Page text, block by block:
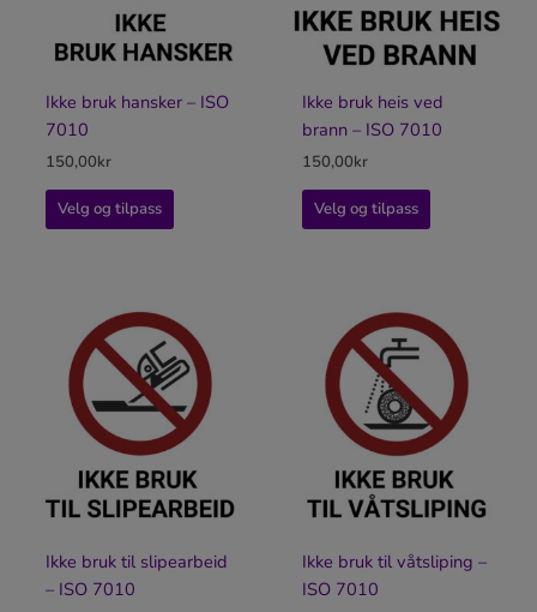
Ikke bruk hansker – ISO
7010
150,00kr
Velg og tilpass
Ikke bruk heis ved
brann – ISO 7010
150,00kr
Velg og tilpass
Ikke bruk til slipearbeid
– ISO 7010
Ikke bruk til våtsliping –
ISO 7010